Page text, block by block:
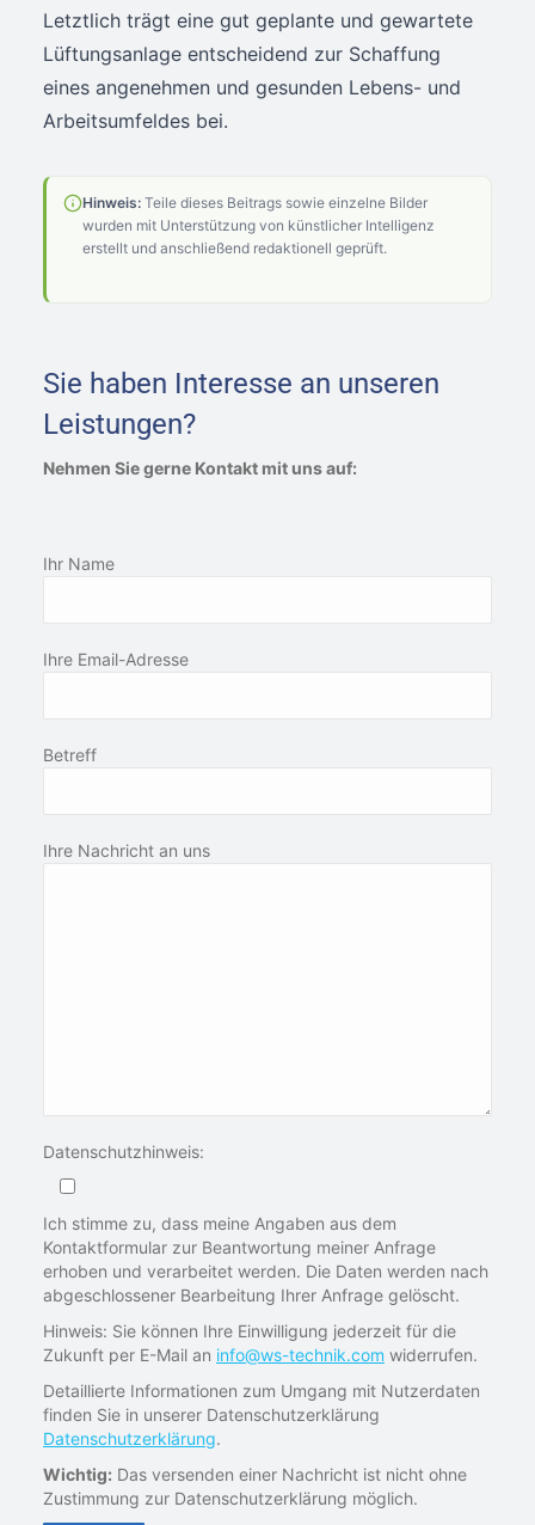
Letztlich trägt eine gut geplante und gewartete
Lüftungsanlage entscheidend zur Schaffung
eines angenehmen und gesunden Lebens- und
Arbeitsumfeldes bei.
Hinweis: Teile dieses Beitrags sowie einzelne Bilder
wurden mit Unterstützung von künstlicher Intelligenz
erstellt und anschließend redaktionell geprüft.
Sie haben Interesse an unseren
Leistungen?
Nehmen Sie gerne Kontakt mit uns auf:
Ihr Name
Ihre Email-Adresse
Betreff
Ihre Nachricht an uns
Datenschutzhinweis:
Ich stimme zu, dass meine Angaben aus dem
Kontaktformular zur Beantwortung meiner Anfrage
erhoben und verarbeitet werden. Die Daten werden nach
abgeschlossener Bearbeitung Ihrer Anfrage gelöscht.
Hinweis: Sie können Ihre Einwilligung jederzeit für die
Zukunft per E-Mail an info@ws-technik.com widerrufen.
Detaillierte Informationen zum Umgang mit Nutzerdaten
finden Sie in unserer Datenschutzerklärung
Datenschutzerklärung.
Wichtig: Das versenden einer Nachricht ist nicht ohne
Zustimmung zur Datenschutzerklärung möglich.